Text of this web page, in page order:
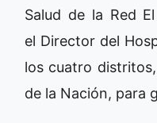
Salud de la Red
el Director del
los cuatro
de la Nación, para